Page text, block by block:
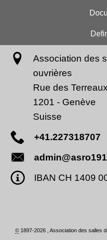
Association des
ouvrières
Rue des
1201 - Genève
Suisse
+41.227318707
IBAN CH 1409
©1897-2026 , Association des salles